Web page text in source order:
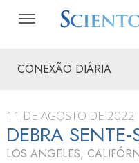
CONEXÃO DIÁRIA
11 DE AGOSTO DE 2022
DEBRA
LOS ANGELES,